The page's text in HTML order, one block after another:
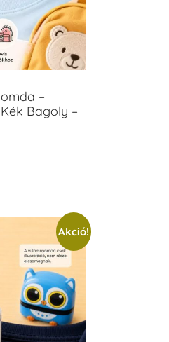
–
Bagoly –
Akció!